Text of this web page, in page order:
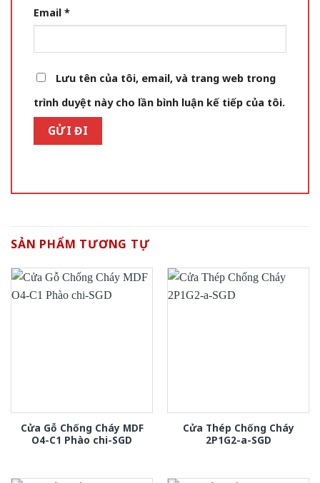
Email *
Lưu tên của tôi, email, và trang web trong
trình duyệt này cho lần bình luận kế tiếp của tôi.
SẢN PHẨM TƯƠNG TỰ
Cửa Gỗ Chống Cháy MDF
O4-C1 Phào chi-SGD
Cửa Thép Chống Cháy
2P1G2-a-SGD